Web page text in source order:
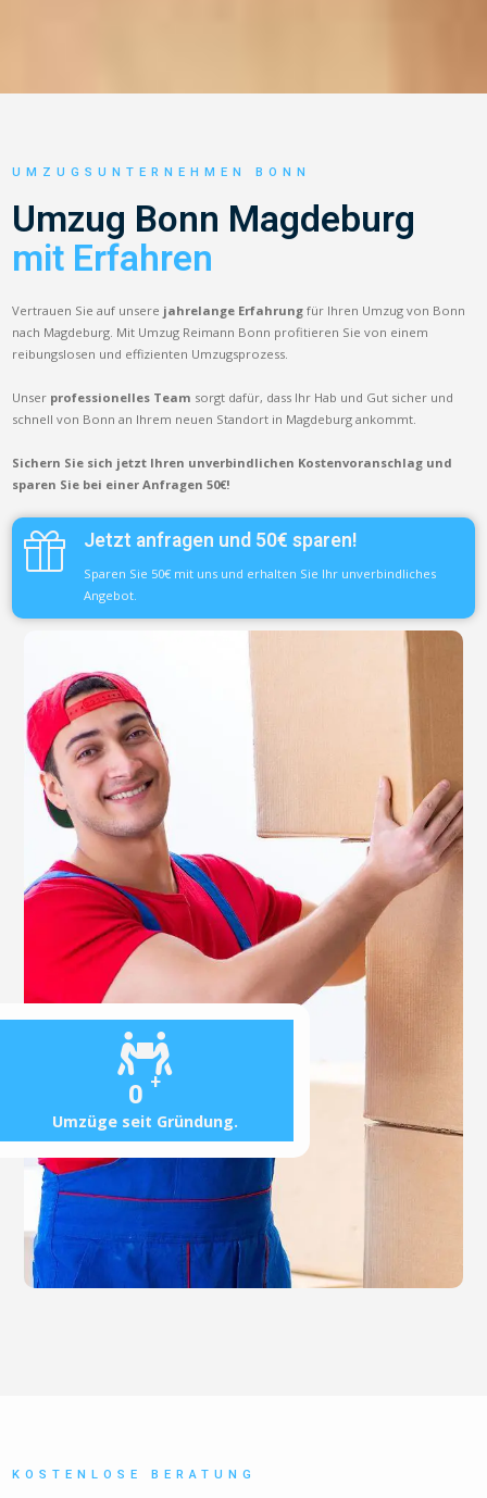
0 +
Umzüge seit Gründung.
UMZUGSUNTERNEHMEN BONN
Umzug Bonn Magdeburg
mit Erfahren
Vertrauen Sie auf unsere jahrelange Erfahrung für Ihren Umzug von Bonn
nach Magdeburg. Mit Umzug Reimann Bonn profitieren Sie von einem
reibungslosen und effizienten Umzugsprozess.
Unser professionelles Team sorgt dafür, dass Ihr Hab und Gut sicher und
schnell von Bonn an Ihrem neuen Standort in Magdeburg ankommt.
Sichern Sie sich jetzt Ihren unverbindlichen Kostenvoranschlag und
sparen Sie bei einer Anfragen 50€!
Jetzt anfragen und 50€ sparen!
Sparen Sie 50€ mit uns und erhalten Sie Ihr unverbindliches
Angebot.
KOSTENLOSE BERATUNG